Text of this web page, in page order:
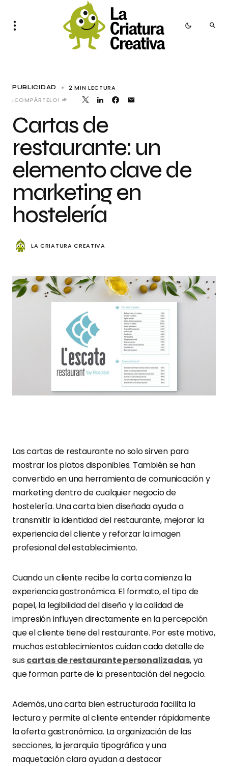
PUBLICIDAD
2 MIN LECTURA
¡COMPÁRTELO!
Cartas de
restaurante: un
elemento clave de
marketing en
hostelería
LA CRIATURA CREATIVA
Las cartas de restaurante no solo sirven para
mostrar los platos disponibles. También se han
convertido en una herramienta de comunicación y
marketing dentro de cualquier negocio de
hostelería. Una carta bien diseñada ayuda a
transmitir la identidad del restaurante, mejorar la
experiencia del cliente y reforzar la imagen
profesional del establecimiento.
Cuando un cliente recibe la carta comienza la
experiencia gastronómica. El formato, el tipo de
papel, la legibilidad del diseño y la calidad de
impresión influyen directamente en la percepción
que el cliente tiene del restaurante. Por este motivo,
muchos establecimientos cuidan cada detalle de
suscartas de restaurante personalizadas, ya
que forman parte de la presentación del negocio.
Además, una carta bien estructurada facilita la
lectura y permite al cliente entender rápidamente
la oferta gastronómica. La organización de las
secciones, la jerarquía tipográfica y una
maquetación clara ayudan a destacar